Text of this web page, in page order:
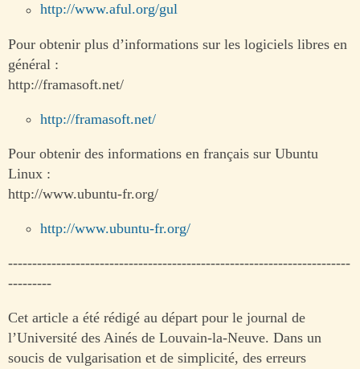
http://www.aful.org/gul
Pour obtenir plus d’informations sur les logiciels libres en
général :
http://framasoft.net/
http://framasoft.net/
Pour obtenir des informations en français sur Ubuntu
Linux :
http://www.ubuntu-fr.org/
http://www.ubuntu-fr.org/
-----------------------------------------------------------------------
---------
Cet article a été rédigé au départ pour le journal de
l’Université des Ainés de Louvain-la-Neuve. Dans un
soucis de vulgarisation et de simplicité, des erreurs